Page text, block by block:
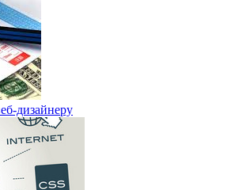
дизайнеру